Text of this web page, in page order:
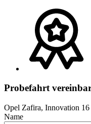
Probefahrt
Opel Zafira, Innovation
Name